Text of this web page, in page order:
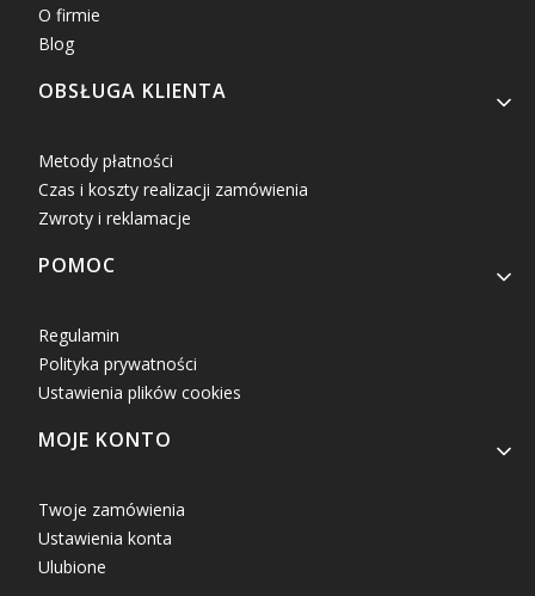
O firmie
Blog
OBSŁUGA KLIENTA
Metody płatności
Czas i koszty realizacji zamówienia
Zwroty i reklamacje
POMOC
Regulamin
Polityka prywatności
Ustawienia plików cookies
MOJE KONTO
Twoje zamówienia
Ustawienia konta
Ulubione